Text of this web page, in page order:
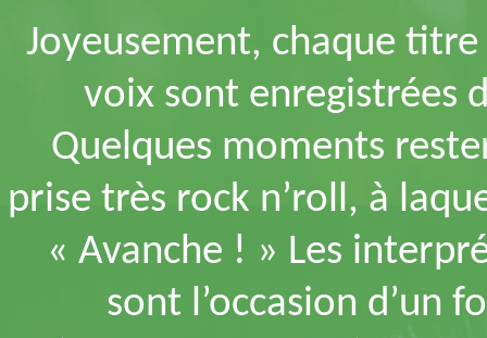
Joyeusement, chaque
voix sont enregistrées
Quelques moments
prise très rock n’roll, à
« Avanche ! » Les
sont l’occasion d’un